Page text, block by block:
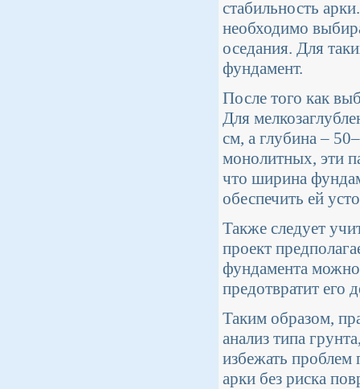
стабильность
необходимо
оседания. Для
фундамент.
После того как
Для
см, а глубина –
монолитных, эти
что ширина
обеспечить ей
Также следует
проект
фундамента можно
предотвратит его
Таким образом,
анализ типа
избежать проблем
арки без риска